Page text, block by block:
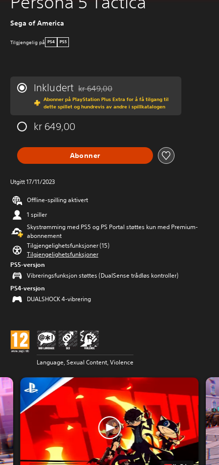
Sega of America
Tilgjengelig på PS4 PS5
Inkludert Nedsatt fra opprinnelig pris på kr 649,00
kr 649,00
Abonner på PlayStation Plus Extra for å få tilgang til
dette spillet og hundrevis av andre i spillkatalogen
kr 649,00
Abonner
Utgitt 17/11/2023
Offline-spilling aktivert
1 spiller
Skystrømming med PS5 og PS Portal støttes kun med Premium-
abonnement
Tilgjengelighetsfunksjoner (15)
Tilgjengelighetsfunksjoner
PS5-versjon
Vibreringsfunksjon støttes (DualSense trådløs kontroller)
PS4-versjon
DUALSHOCK 4-vibrering
Language, Sexual Content, Violence